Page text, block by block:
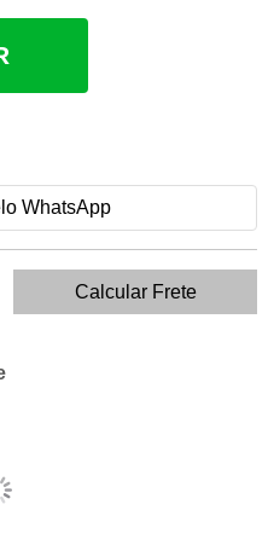
WhatsApp